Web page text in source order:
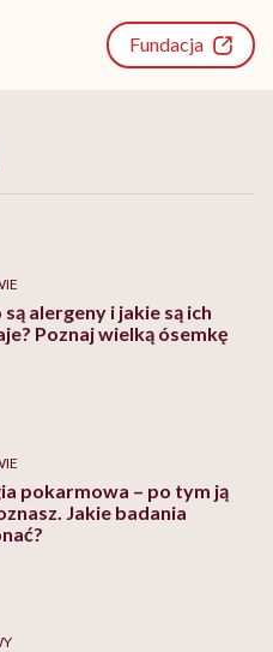
Fundacja
są alergeny i jakie są ich
Poznaj wielką ósemkę
pokarmowa – po tym ją
Jakie badania